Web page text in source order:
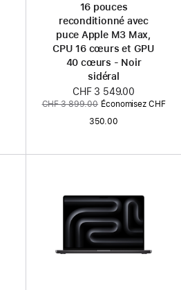
16 pouces
reconditionné avec
puce Apple M3 Max,
CPU 16 cœurs et GPU
40 cœurs - Noir
sidéral
Nouveau
prix
CHF 3 549.00
Ancien
CHF 3 899.00 Économisez CHF
350.00